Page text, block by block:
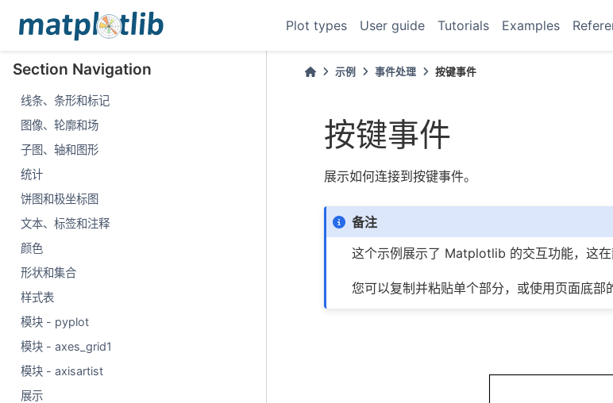
Plot types User guide Tutorials Examples
Section Navigation
线条、条形和标记
图像、轮廓和场
子图、轴和图形
统计
饼图和极坐标图
文本、标签和注释
颜色
形状和集合
样式表
模块 - pyplot
模块 - axes_grid1
模块 - axisartist
展示
示例 事件处理 按键事件
按键事件
展示如何连接到按键事件。
备注
这个示例展示了 Matplotlib 的交互功能，这在
您可以复制并粘贴单个部分，或使用页面底部